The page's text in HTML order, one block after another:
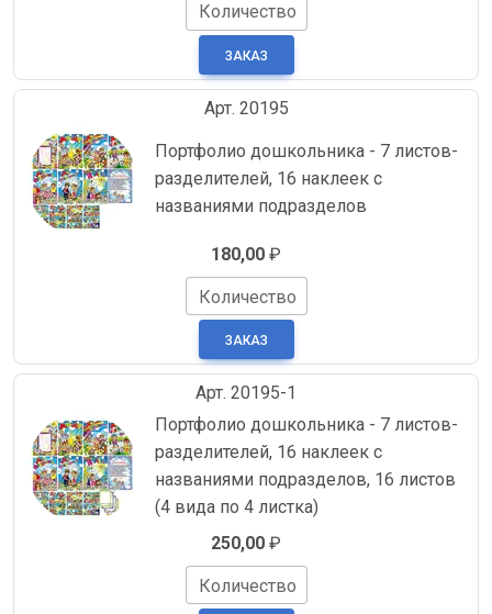
Количество
Арт. 20195
Портфолио дошкольника - 7 листов-
разделителей, 16 наклеек с
названиями подразделов
180,00 ₽
Количество
Арт. 20195-1
Портфолио дошкольника - 7 листов-
разделителей, 16 наклеек с
названиями подразделов, 16 листов
(4 вида по 4 листка)
250,00 ₽
Количество